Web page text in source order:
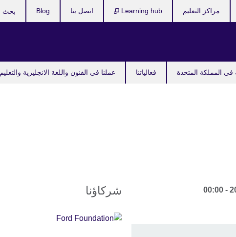
في المملكة المتحدة فعالياتنا عملنا في الفنون واللغة الانجليزية والتعليم
مراكز التعليم Learning hub اتصل بنا Blog
شركاؤنا